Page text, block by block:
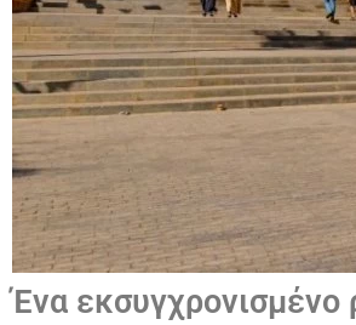
Ένα εκσυγχρονισμένο